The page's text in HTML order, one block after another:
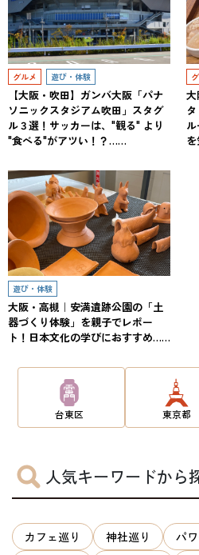
グルメ 遊び・体験
【大阪・吹田】ガンバ大阪「パナ
ソニックスタジアム吹田」スタグ
ル３選！サッカーは、"観る" より
"食べる"がアツい！？……
遊び・体験
大阪・高槻｜安満遺跡公園の「土
器づくり体験」を親子でレポー
ト！日本文化の学びにおすすめ……
台東区 東京都
人気キーワードから
カフェ巡り 神社巡り
パ